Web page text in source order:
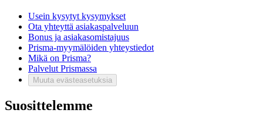
Usein kysytyt kysymykset
Ota yhteyttä asiakaspalveluun
Bonus ja asiakasomistajuus
Prisma-myymälöiden yhteystiedot
Mikä on Prisma?
Palvelut Prismassa
Muuta evästeasetuksia
Suosittelemme